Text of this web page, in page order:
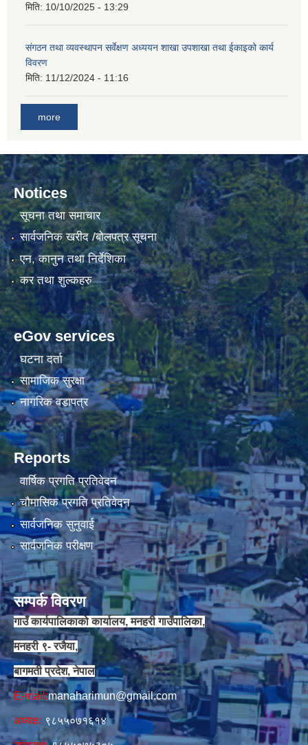
मिति: 10/10/2025 - 13:29
संगठन तथा व्यवस्थापन सर्वेक्षण अध्ययन शाखा उपशाखा तथा ईकाइको कार्य
विवरण
मिति: 11/12/2024 - 11:16
more
Notices
सूचना तथा समाचार
सार्वजनिक खरीद /बोलपत्र सूचना
एन, कानुन तथा निर्देशिका
कर तथा शुल्कहरु
eGov services
घटना दर्ता
सामाजिक सुरक्षा
नागरिक वडापत्र
Reports
वार्षिक प्रगति प्रतिवेदन
चौमासिक प्रगति प्रतिवेदन
सार्वजनिक सुनुवाई
सार्वजनिक परीक्षण
सम्पर्क विवरण
गाउँ कार्यपालिकाको कार्यालय, मनहरी गाउँपालिका,
मनहरी ९- रजैया,
बागमती प्रदेश, नेपाल
E-mail:manaharimun@gmail.com
अध्यक्षः ९८५५०७१६१४